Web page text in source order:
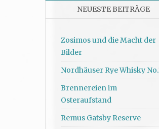
NEUESTE BEITRÄGE
Zosimos und die Macht der
Bilder
Nordhäuser Rye Whisky
Brennereien im
Osteraufstand
Remus Gatsby Reserve